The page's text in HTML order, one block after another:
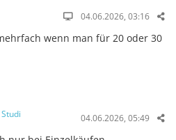
04.06.2026, 03:16
wenn man für 20 oder 30
Studi 04.06.2026, 05:49